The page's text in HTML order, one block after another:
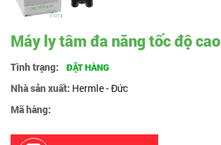
Máy ly tâm đa năng tốc độ cao
Tình trạng: ĐẶT HÀNG
Nhà sản xuất: Hermle - Đức
Mã hàng: